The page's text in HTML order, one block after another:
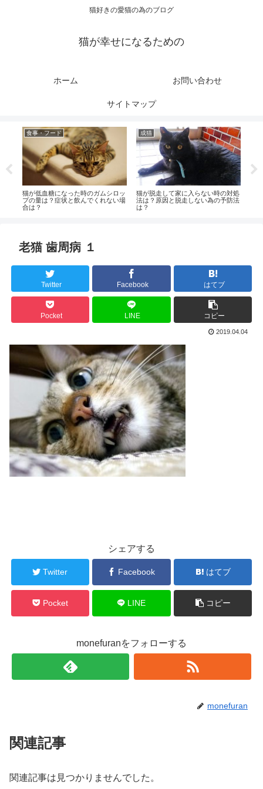
猫好きの愛猫の為のブログ
猫が幸せになるための
ホーム お問い合わせ
サイトマップ
食事・フード
猫が低血糖になった時のガムシロッ
プの量は？症状と飲んでくれない場
合は？
成猫
猫が脱走して家に入らない時の対処
法は？原因と脱走しない為の予防法
は？
老猫 歯周病 １
Twitter Facebook はてブ
Pocket LINE コピー
2019.04.04
シェアする
Twitter Facebook はてブ
Pocket LINE コピー
monefuranをフォローする
monefuran
関連記事
関連記事は見つかりませんでした。